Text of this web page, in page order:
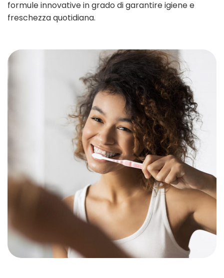
formule innovative in grado di garantire igiene e
freschezza quotidiana.